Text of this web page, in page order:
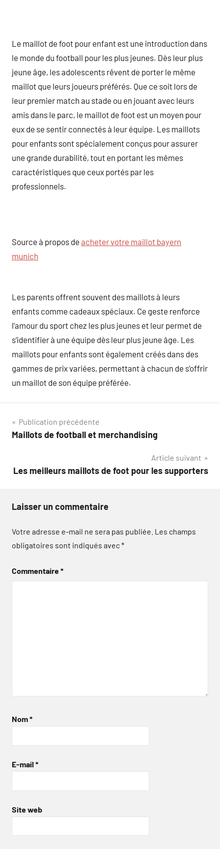
Le maillot de foot pour enfant est une introduction dans
le monde du football pour les plus jeunes. Dès leur plus
jeune âge, les adolescents rêvent de porter le même
maillot que leurs joueurs préférés. Que ce soit lors de
leur premier match au stade ou en jouant avec leurs
amis dans le parc, le maillot de foot est un moyen pour
eux de se sentir connectés à leur équipe. Les maillots
pour enfants sont spécialement conçus pour assurer
une grande durabilité, tout en portant les mêmes
caractéristiques que ceux portés par les
professionnels.
Source à propos de acheter votre maillot bayern
munich
Les parents offrent souvent des maillots à leurs
enfants comme cadeaux spéciaux. Ce geste renforce
l’amour du sport chez les plus jeunes et leur permet de
s’identifier à une équipe dès leur plus jeune âge. Les
maillots pour enfants sont également créés dans des
gammes de prix variées, permettant à chacun de s’offrir
un maillot de son équipe préférée.
Navigation
de
Publication précédente
Maillots de football et merchandising
Article suivant
Les meilleurs maillots de foot pour les supporters
Laisser un commentaire
Votre adresse e-mail ne sera pas publiée. Les champs
obligatoires sont indiqués avec*
Commentaire*
Nom*
E-mail *
Site web